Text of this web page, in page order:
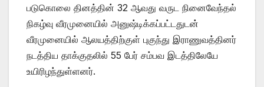
படுகொலை தினத்தின் 32 ஆவது வருட நினைவேந்தல்
நிகழ்வு வீரமுனையில் அனுஷ்டிக்கப்பட்டதுடன்
வீரமுனையில் ஆலயத்திற்குள் புகுந்து இராணுவத்தினர்
நடத்திய தாக்குதலில் 55 பேர் சம்பவ இடத்திலேயே
உயிரிழந்துள்ளனர்.